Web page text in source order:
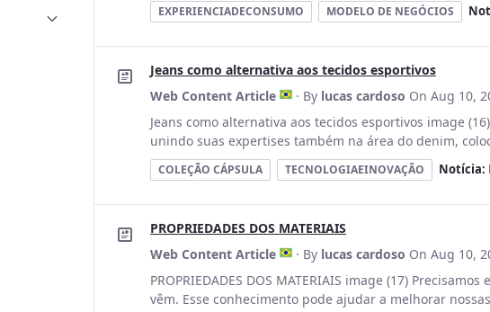
EXPERIENCIADECONSUMO MODELO DE NEGÓCIOS
Jeans como alternativa aos tecidos esportivos
Web Content Article
· By lucas cardoso On Aug 10,
Jeans como alternativa aos tecidos esportivos image
unindo suas expertises também na área do denim,
COLEÇÃO CÁPSULA TECNOLOGIAEINOVAÇÃO Notícia:
PROPRIEDADES DOS MATERIAIS
Web Content Article
· By lucas cardoso On Aug 10,
PROPRIEDADES DOS MATERIAIS image (17)
vêm. Esse conhecimento pode ajudar a melhorar